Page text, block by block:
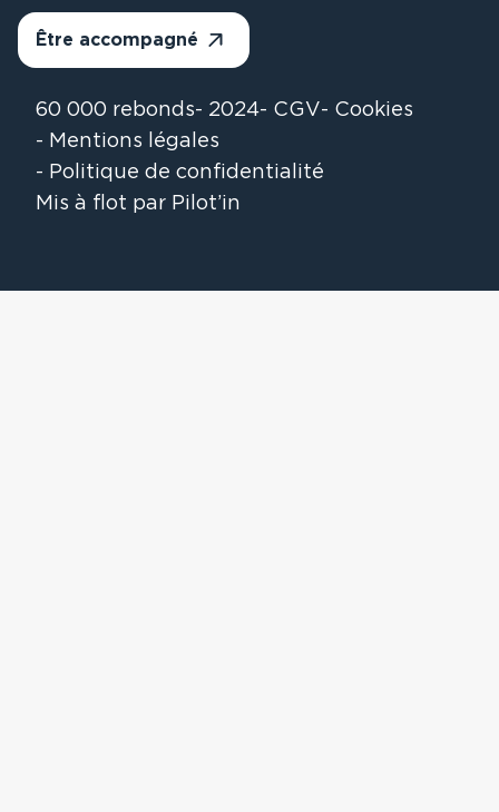
Être accompagné
60 000 rebonds 2024 CGV
Cookies
Mentions légales
Politique de confidentialité
Mis à flot par Pilot’in